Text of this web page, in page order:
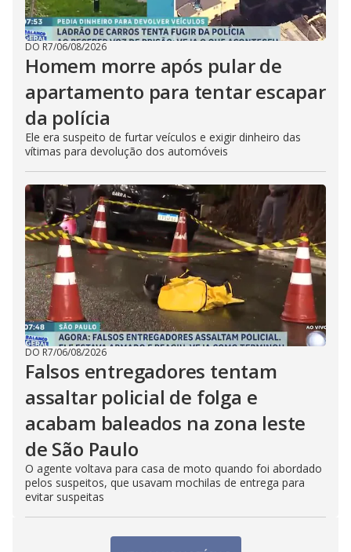
DO R7/06/08/2026
Homem morre após pular de
apartamento para tentar escapar
da polícia
Ele era suspeito de furtar veículos e exigir dinheiro das
vítimas para devolução dos automóveis
DO R7/06/08/2026
Falsos entregadores tentam
assaltar policial de folga e
acabam baleados na zona leste
de São Paulo
O agente voltava para casa de moto quando foi abordado
pelos suspeitos, que usavam mochilas de entrega para
evitar suspeitas